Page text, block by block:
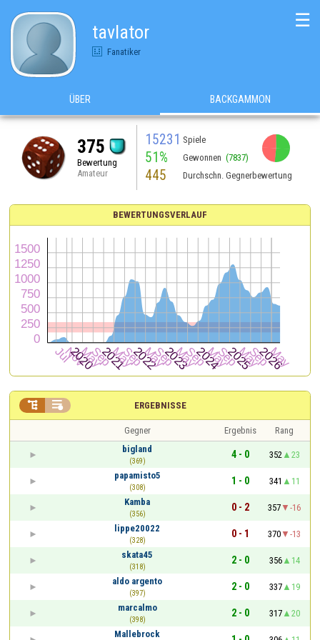
tavlator
Fanatiker
☰
ÜBER BACKGAMMON
375
Bewertung
Amateur
15231 Spiele
51% Gewonnen (7837)
445 Durchschn. Gegnerbewertung
BEWERTUNGSVERLAUF
ERGEBNISSE
 
Gegner Ergebnis
Rang
bigland
(369)
4 - 0 352
23
papamisto5
(308)
1 - 0 341
11
Kamba
(356)
0 - 2 357
-16
lippe20022
(328)
0 - 1 370
-13
skata45
(318)
2 - 0 356
14
aldo argento
(397)
2 - 0 337
19
marcalmo
(398)
2 - 0 317
20
Mallebrock